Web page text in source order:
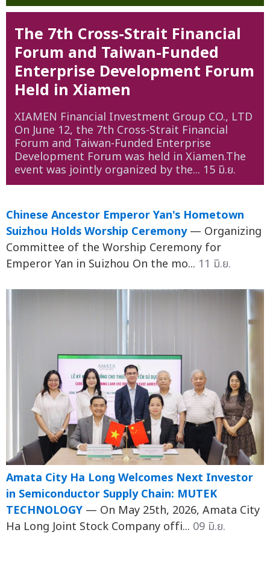
The 7th Cross-Strait Financial
Forum and Taiwan-Funded
Enterprise Development Forum
Held in Xiamen
XIAMEN Financial Investment Group CO., LTD
On June 12, the 7th Cross-Strait Financial
Forum and Taiwan-Funded Enterprise
Development Forum was held in Xiamen.The
event was jointly organized by the... 15 มิ.ย.
Chinese Ancestor Emperor Yan's Hometown
Suizhou Holds Worship Ceremony — Organizing
Committee of the Worship Ceremony for
Emperor Yan in Suizhou On the mo... 11 มิ.ย.
Amata City Ha Long Welcomes Next Investor
in Semiconductor Supply Chain: MUTEK
TECHNOLOGY — On May 25th, 2026, Amata City
Ha Long Joint Stock Company offi... 09 มิ.ย.